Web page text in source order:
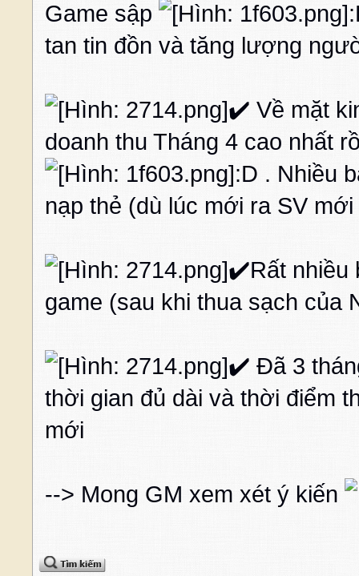
Game sập
tan tin đồn và tăng lượng
✔️ Về mặt
doanh thu Tháng 4 cao nhất
:D . Nhiều
nạp thẻ (dù lúc mới ra SV
✔️Rất nhiều
game (sau khi thua sạch của
✔️ Đã 3
thời gian đủ dài và thời điểm
mới
--> Mong GM xem xét ý kiến